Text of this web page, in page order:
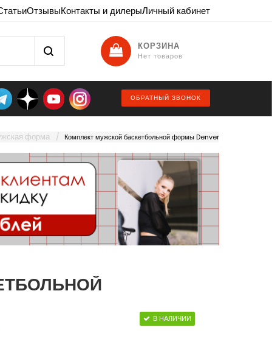
ОтзывыКонтакты и дилерыЛичный кабинет
КОРЗИНА
Нет товаров
ОБРАТНЫЙ ЗВОНОК
форма Комплект мужской баскетбольной формы Denver
В НАЛИЧИИ